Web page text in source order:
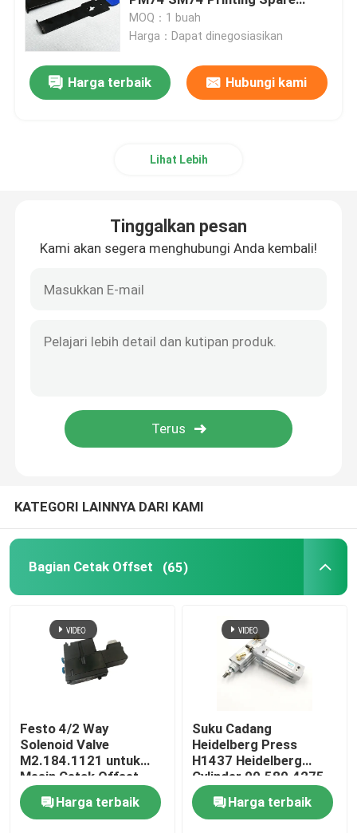
Suku Cadang Mesin Cetak Heidelberg
suku cadang Muller Martini
Motor Heidelberg
Wash Up Blades
Suku Cadang Mesin Offset
Bagian Tekan Offset
Suku Cadang Mesin Lipat
Blok Ujung Saluran Tinta
Parts
MOQ：1 buah
Harga：Dapat dinegosiasikan
Harga terbaik Hubungi kami
Lihat Lebih
Tinggalkan pesan
Kami akan segera menghubungi Anda kembali!
KATEGORI LAINNYA DARI KAMI
Bagian Cetak Offset (65)
Festo 4/2 Way
Solenoid Valve
M2.184.1121 untuk
Mesin Cetak Offset
Heidelberg 6mm
Harga terbaik
Suku Cadang
Heidelberg Press
H1437 Heidelberg
Cylinder 00.580.4275
Ink Cylinder SM/CD102
SM74/52 Offset
Printing
Harga terbaik